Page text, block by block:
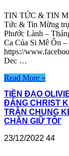
TIN TỨC & TIN
Tức & Tin Mừng
Phước Lành –
Ca Của Si Mê Ôn
https://
Dec …
Read More »
TIỀN ĐẠO
ĐẤNG CHRIST
TRẬN CHUNG
CHĂN GIỮ TÔI’
23/12/2022 44